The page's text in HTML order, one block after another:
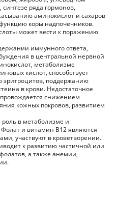
ряда гормонов,
аминокислот и сахаров
коры надпочечников.
может вести к поражению
иммунного ответа,
в центральной нервной
метаболизме
кислот, способствует
поддержанию
в крови. Недостаточное
снижением
кожных покровов, развитием
в метаболизме и
и витамин В12 являются
участвуют в кроветворении.
к развитию частичной или
а также анемии,